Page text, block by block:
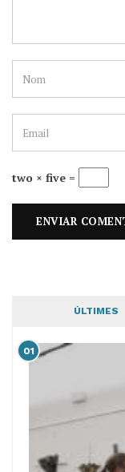
two × five =
ÚLTIMES
01